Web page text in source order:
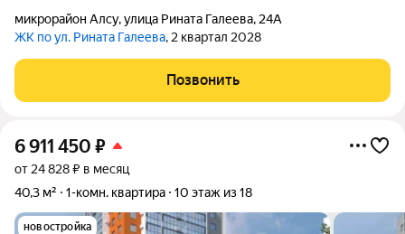
микрорайон Алсу,улица Рината Галеева, 24А
ЖК по ул. Рината Галеева, 2 квартал 2028
Позвонить
6 911 450 ₽
от 24 828 ₽ в месяц
40,3 м²
1-комн. квартира 10 этаж из 18
новостройка